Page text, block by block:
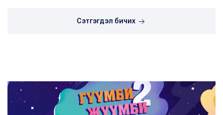
Сэтгэгдэл бичих